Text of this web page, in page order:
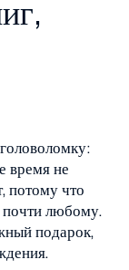
время не
потому что
почти любому.
подарок,